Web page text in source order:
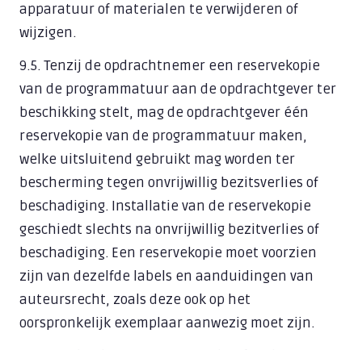
apparatuur of materialen te verwijderen of
wijzigen.
9.5. Tenzij de opdrachtnemer een reservekopie
van de programmatuur aan de opdrachtgever ter
beschikking stelt, mag de opdrachtgever één
reservekopie van de programmatuur maken,
welke uitsluitend gebruikt mag worden ter
bescherming tegen onvrijwillig bezitsverlies of
beschadiging. Installatie van de reservekopie
geschiedt slechts na onvrijwillig bezitverlies of
beschadiging. Een reservekopie moet voorzien
zijn van dezelfde labels en aanduidingen van
auteursrecht, zoals deze ook op het
oorspronkelijk exemplaar aanwezig moet zijn.